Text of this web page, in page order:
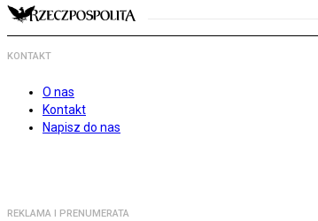
KONTAKT
O nas
Kontakt
Napisz do nas
REKLAMA I PRENUMERATA